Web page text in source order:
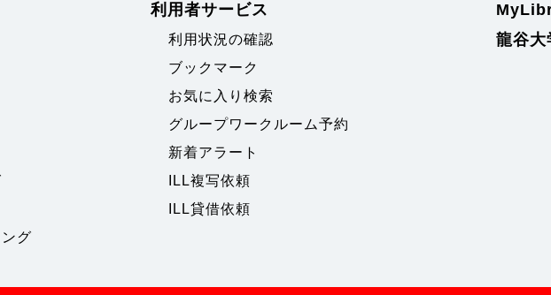
グ
利用者サービス
利用状況の確認
ブックマーク
お気に入り検索
グループワークルーム予約
新着アラート
ILL複写依頼
ILL貸借依頼
龍谷大